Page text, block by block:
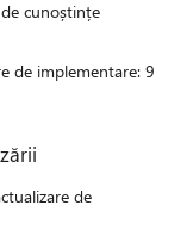
cunoștințe
de implementare: 9
de